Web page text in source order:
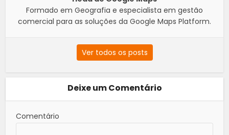
Formado em Geografia e especialista em gestão
comercial para as soluções da Google Maps Platform.
Ver todos os posts
Deixe um Comentário
Comentário